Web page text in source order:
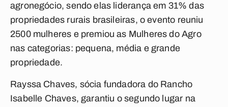
agronegócio, sendo elas liderança em 31% das
propriedades rurais brasileiras, o evento reuniu
2500 mulheres e premiou as Mulheres do Agro
nas categorias: pequena, média e grande
propriedade.
Rayssa Chaves, sócia fundadora do Rancho
Isabelle Chaves, garantiu o segundo lugar na